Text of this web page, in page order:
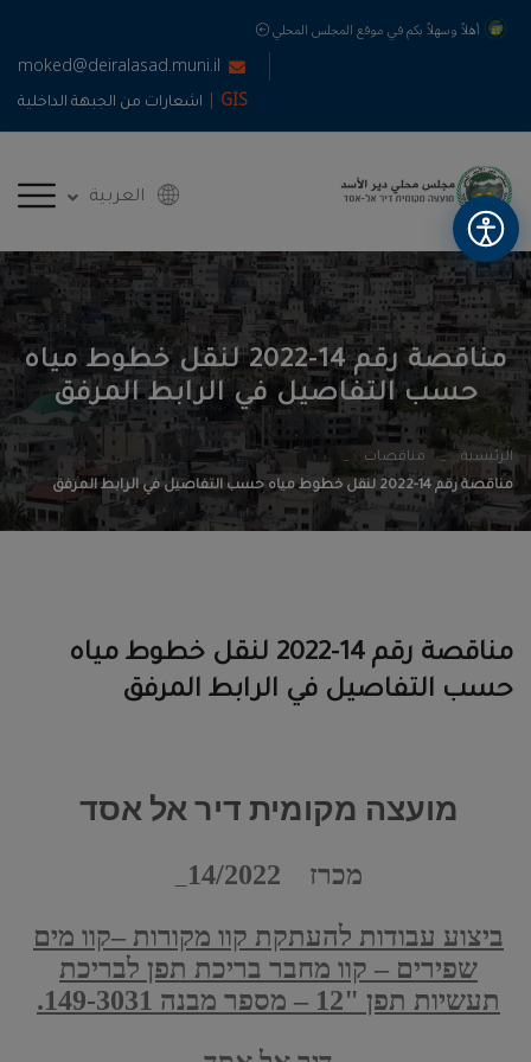
أهلاً وسهلاً بكم في موقع المجلس المحلي
moked@deiralasad.muni.il
GIS
| اشعارات من الجبهة الداخلية
العربية
مناقصة رقم 14-2022 لنقل خطوط مياه
حسب التفاصيل في الرابط المرفق
الرئيسية
مناقصات
مناقصة رقم 14-2022 لنقل خطوط مياه حسب التفاصيل في الرابط المرفق
مناقصة رقم 14-2022 لنقل خطوط مياه
حسب التفاصيل في الرابط المرفق
מועצה מקומית דיר אל אסד
מכרז 14/2022
ביצוע עבודות להעתקת קוו מקורות –קוו מים
שפירים – קוו מחבר בריכת תפן לבריכת
תעשיות תפן "12 – מספר מבנה 149-3031.